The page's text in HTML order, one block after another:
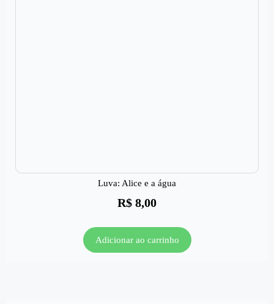
Luva: Alice e a água
R$ 8,00
Adicionar ao carrinho